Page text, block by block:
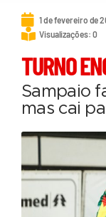
1 de fevereiro de
Visualizações: 0
TURNO
Sampaio
mas cai